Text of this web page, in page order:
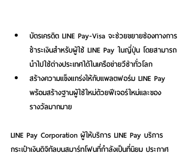
บัตรเครดิต LINE Pay-Visa จะช่วยขยายช่องทางการ
ชำระเงินสำหรับผู้ใช้ LINE Pay ในญี่ปุ่น โดยสามารถ
นำไปใช้ต่างประเทศได้ในเครือข่ายวีซ่าทั่วโลก
สร้างความแข็งแกร่งให้กับแพลตฟอร์ม LINE Pay
พร้อมสร้างฐานผู้ใช้ใหม่ด้วยฟีเจอร์ใหม่และของ
รางวัลมากมาย
LINE Pay Corporation ผู้ให้บริการ LINE Pay บริการ
กระเป๋าเงินดิจิทัลบนสมาร์ทโฟนที่กำลังเป็นที่นิยม ประกาศ